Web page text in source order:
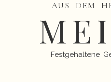
AUS DEM
Festgehaltene